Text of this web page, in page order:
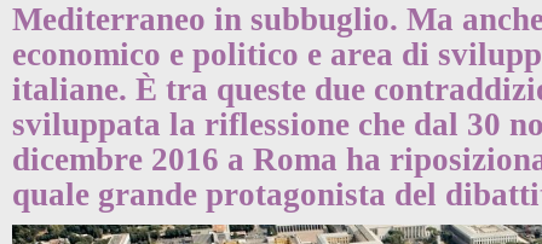
Mediterraneo in subbuglio. Ma
economico e politico e area di
italiane. È tra queste due
sviluppata la riflessione che dal 30
dicembre 2016 a Roma ha
quale grande protagonista del